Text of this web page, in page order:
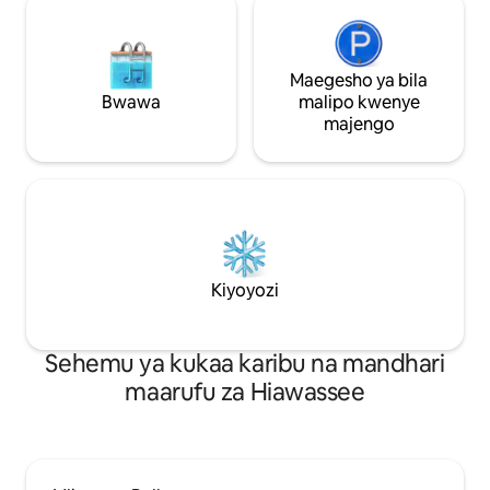
Bwawa
Maegesho ya bila
malipo kwenye
majengo
Kiyoyozi
Sehemu ya kukaa karibu na mandhari
maarufu za Hiawassee